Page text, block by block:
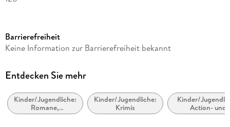
Reihe
Autor/Autorin
Illustrationen
COMICON S.L./ Beroy + San Julian
Barrierefreiheit
Keine Information zur Barrierefreiheit bekannt
Entdecken Sie mehr
Kinder/Jugendliche:
Romane,
Erzählungen,
Kinder/Jugendliche:
Krimis
Kinder/
Action- und